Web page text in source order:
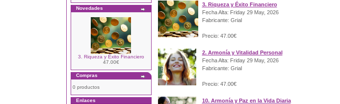
Novedades
3. Riqueza y Éxito Financiero
47.00€
Compras
0 productos
Enlaces
3. Riqueza y Éxito Financiero
Fecha Alta: Friday 29 May, 2026
Fabricante: Grial
Precio: 47.00€
2. Armonía y Vitalidad Personal
Fecha Alta: Friday 29 May, 2026
Fabricante: Grial
Precio: 47.00€
10. Armonía y Paz en la Vida Diaria